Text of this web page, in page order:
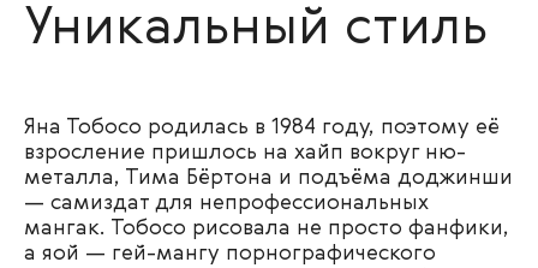
Уникальный стиль
Яна Тобосо родилась в 1984 году, поэтому её
взросление пришлось на хайп вокруг ню-
металла, Тима Бёртона и подъёма доджинши
— самиздат для непрофессиональных
мангак. Тобосо рисовала не просто фанфики,
а яой — гей-мангу порнографического